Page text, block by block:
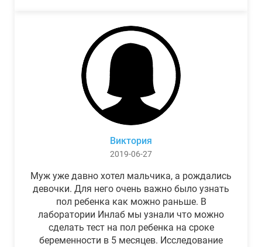
Виктория
2019-06-27
Муж уже давно хотел мальчика, а рождались
девочки. Для него очень важно было узнать
пол ребенка как можно раньше. В
лаборатории Инлаб мы узнали что можно
сделать тест на пол ребенка на сроке
беременности в 5 месяцев. Исследование